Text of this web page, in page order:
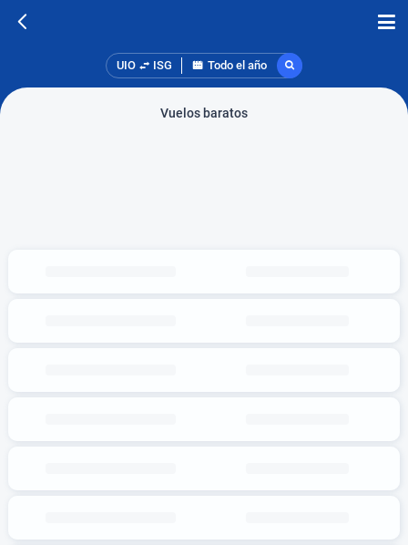
UIO ISG Todo el año
Vuelos baratos